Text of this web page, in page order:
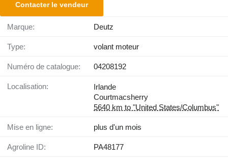
Contacter le vendeur
Marque: Deutz
Type: volant moteur
Numéro de catalogue: 04208192
Localisation:
Irlande
Courtmacsherry
5640 km to "United States/Columbus"
Mise en ligne: plus d'un mois
Agroline ID: PA48177